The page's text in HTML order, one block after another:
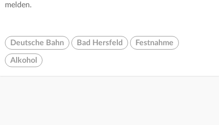
melden.
Deutsche Bahn Bad Hersfeld Festnahme
Alkohol